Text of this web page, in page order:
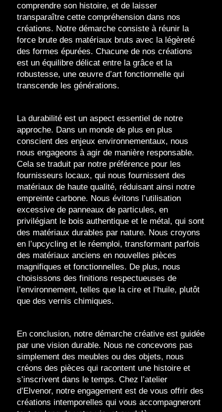
comprendre son histoire, et de laisser
transparaître cette compréhension dans nos
créations. Notre démarche consiste à réunir la
force brute des matériaux bruts avec la légèreté
des formes épurées. Chacune de nos créations
est un équilibre délicat entre la grâce et la
robustesse, une œuvre d’art fonctionnelle qui
transcende les générations.
La durabilité est un aspect essentiel de notre
approche. Dans un monde de plus en plus
conscient des enjeux environnementaux, nous
nous engageons à agir de manière responsable.
Cela se traduit par notre préférence pour les
fournisseurs locaux, qui nous fournissent des
matériaux de haute qualité, réduisant ainsi notre
empreinte carbone. Nous évitons l’utilisation
excessive de panneaux de particules, en
privilégiant le bois authentique et le métal, qui sont
des matériaux durables par nature. Nous croyons
en l’upcycling et le réemploi, transformant parfois
des matériaux anciens en nouvelles pièces
magnifiques et fonctionnelles. De plus, nous
choisissons des finitions respectueuses de
l’environnement, telles que la cire et l’huile, plutôt
que des vernis chimiques.
En conclusion, notre démarche créative est guidée
par une vision durable. Nous ne concevons pas
simplement des meubles ou des objets, nous
créons des pièces qui racontent une histoire et
s’inscrivent dans le temps. Chez l’atelier
d’Elvenor, notre engagement est de vous offrir des
créations intemporelles qui vous accompagneront